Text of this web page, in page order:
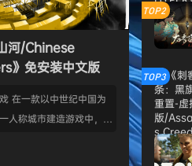
！“REV武技”、“REV加
S.P.G.区…
河/Chinese
》免安装中文版
在一款以中世纪中国为
人称城市建造游戏中，规
，循序渐进地规划、生产
TOP2
TOP3